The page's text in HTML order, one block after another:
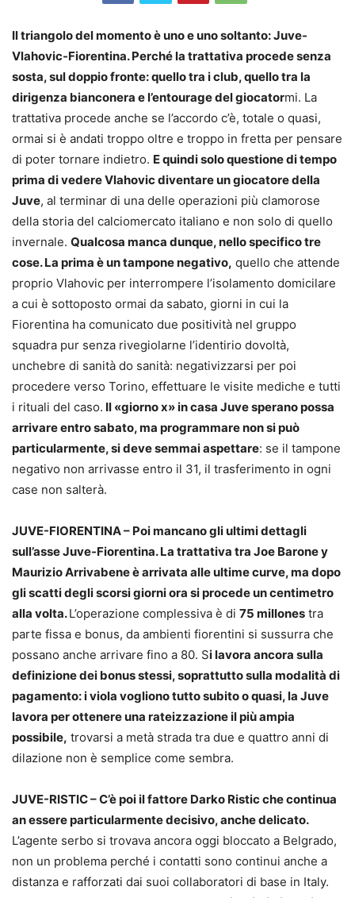
Il triangolo del momento è uno e uno soltanto: Juve-
Vlahovic-Fiorentina. Perché la trattativa procede senza
sosta, sul doppio fronte: quello tra i club, quello tra la
dirigenza bianconera e l’entourage del giocatormi. La
trattativa procede anche se l’accordo c’è, totale o quasi,
ormai si è andati troppo oltre e troppo in fretta per pensare
di poter tornare indietro. E quindi solo questione di tempo
prima di vedere Vlahovic diventare un giocatore della
Juve, al terminar di una delle operazioni più clamorose
della storia del calciomercato italiano e non solo di quello
invernale. Qualcosa manca dunque, nello specifico tre
cose. La prima è un tampone negativo, quello che attende
proprio Vlahovic per interrompere l’isolamento domicilare
a cui è sottoposto ormai da sabato, giorni in cui la
Fiorentina ha comunicato due positività nel gruppo
squadra pur senza rivegiolarne l’identirio dovoltà,
unchebre di sanità do sanità: negativizzarsi per poi
procedere verso Torino, effettuare le visite mediche e tutti
i rituali del caso. Il «giorno x» in casa Juve sperano possa
arrivare entro sabato, ma programmare non si può
particularmente, si deve semmai aspettare: se il tampone
negativo non arrivasse entro il 31, il trasferimento in ogni
case non salterà.
JUVE-FIORENTINA – Poi mancano gli ultimi dettagli
sull’asse Juve-Fiorentina. La trattativa tra Joe Barone y
Maurizio Arrivabene è arrivata alle ultime curve, ma dopo
gli scatti degli scorsi giorni ora si procede un centimetro
alla volta.L’operazione complessiva è di 75 millones tra
parte fissa e bonus, da ambienti fiorentini si sussurra che
possano anche arrivare fino a 80. Si lavora ancora sulla
definizione dei bonus stessi, soprattutto sulla modalità di
pagamento: i viola vogliono tutto subito o quasi, la Juve
lavora per ottenere una rateizzazione il più ampia
possibile, trovarsi a metà strada tra due e quattro anni di
dilazione non è semplice come sembra.
JUVE-RISTIC – C’è poi il fattore Darko Ristic che continua
an essere particularmente decisivo, anche delicato.
L’agente serbo si trovava ancora oggi bloccato a Belgrado,
non un problema perché i contatti sono continui anche a
distanza e rafforzati dai suoi collaboratori di base in Italy.